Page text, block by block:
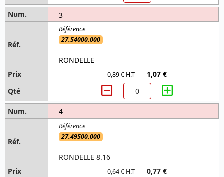
3
27.54000.000
RONDELLE
0,89 € H.T 1,07 €
4
27.49500.000
RONDELLE 8.16
0,64 € H.T 0,77 €